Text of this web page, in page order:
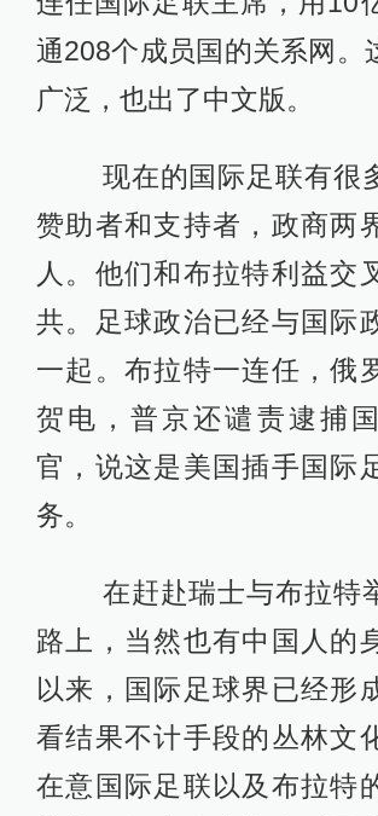
通208个成员国的关系网。
广泛，也出了中文版。
现在的国际足联有很多
赞助者和支持者，政商两
人。他们和布拉特利益交
共。足球政治已经与国际
一起。布拉特一连任，俄
贺电，普京还谴责逮捕
官，说这是美国插手国际
务。
在赶赴瑞士与布拉特
路上，当然也有中国人的
以来，国际足球界已经形
看结果不计手段的丛林文
在意国际足联以及布拉特